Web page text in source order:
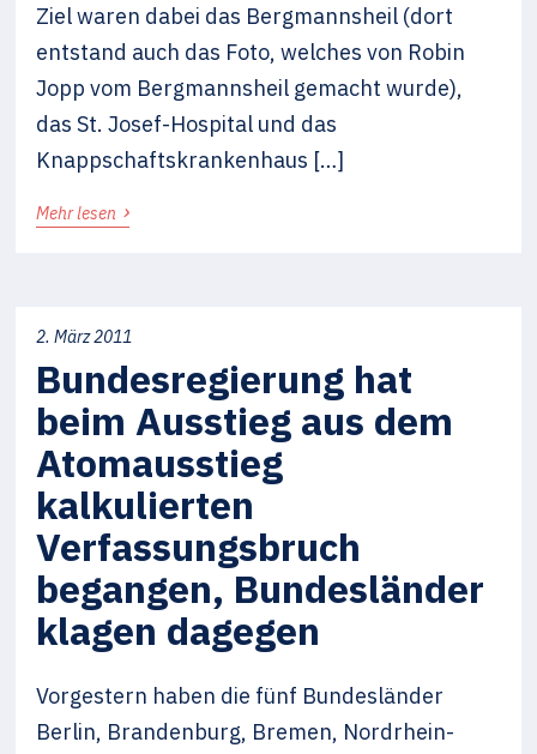
Ziel waren dabei das Bergmannsheil (dort
entstand auch das Foto, welches von Robin
Jopp vom Bergmannsheil gemacht wurde),
das St. Josef-Hospital und das
Knappschaftskrankenhaus […]
Mehr lesen ›
2. März 2011
Bundesregierung hat
beim Ausstieg aus dem
Atomausstieg
kalkulierten
Verfassungsbruch
begangen, Bundesländer
klagen dagegen
Vorgestern haben die fünf Bundesländer
Berlin, Brandenburg, Bremen, Nordrhein-